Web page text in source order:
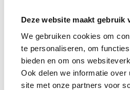
Deze website maakt gebruik
We gebruiken cookies om
te personaliseren, om
bieden en om ons
Ook delen we informatie over
site met onze partners voor